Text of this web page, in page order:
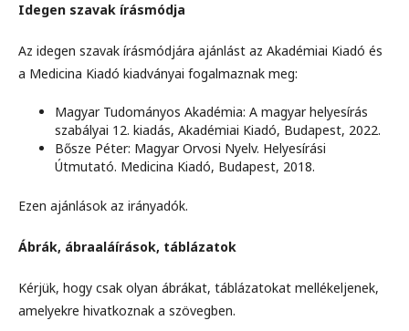
Idegen szavak írásmódja
Az idegen szavak írásmódjára ajánlást az Akadémiai Kiadó és
a Medicina Kiadó kiadványai fogalmaznak meg:
Magyar Tudományos Akadémia: A magyar helyesírás
szabályai 12. kiadás, Akadémiai Kiadó, Budapest, 2022.
Bősze Péter: Magyar Orvosi Nyelv. Helyesírási
Útmutató. Medicina Kiadó, Budapest, 2018.
Ezen ajánlások az irányadók.
Ábrák, ábraaláírások, táblázatok
Kérjük, hogy csak olyan ábrákat, táblázatokat mellékeljenek,
amelyekre hivatkoznak a szövegben.